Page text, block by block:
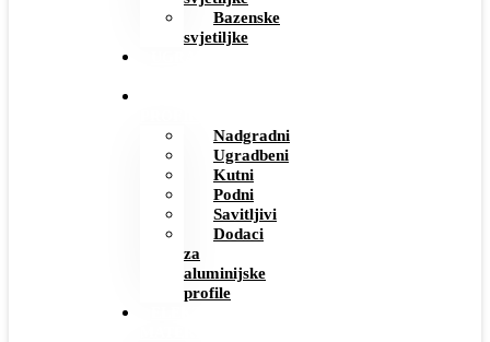
Bazenske
svjetiljke
Nadgradni
Ugradbeni
Kutni
Podni
Savitljivi
Dodaci
za
aluminijske
profile